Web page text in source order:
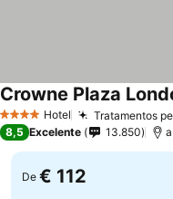
4 EstrelasHotel Tratamentos
Crowne Plaza
8,5 Excelente 13.850
De € 112